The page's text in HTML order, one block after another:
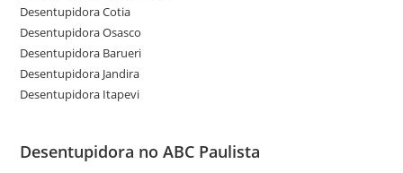
Desentupidora Cotia
Desentupidora Osasco
Desentupidora Barueri
Desentupidora Jandira
Desentupidora Itapevi
Desentupidora no ABC Paulista